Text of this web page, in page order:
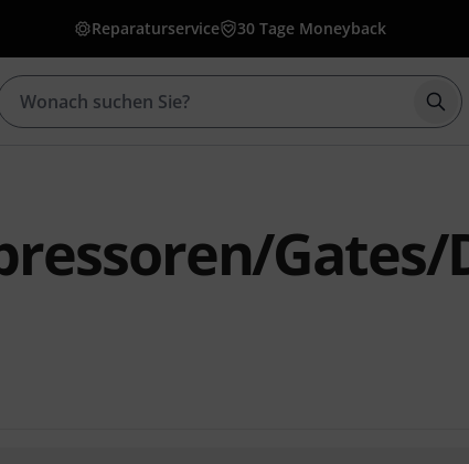
Reparaturservice 30 Tage Moneyback
Gates/